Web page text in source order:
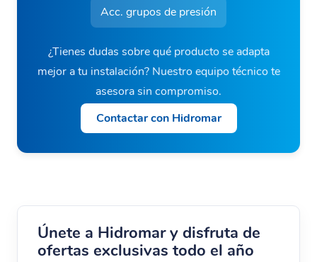
Acc. grupos de presión
¿Tienes dudas sobre qué producto se adapta
mejor a tu instalación? Nuestro equipo técnico te
asesora sin compromiso.
Contactar con Hidromar
Únete a Hidromar y disfruta de
ofertas exclusivas todo el año